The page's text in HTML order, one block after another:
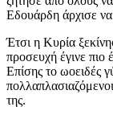
Εδουάρδη άρχισε
Έτσι η Κυρία
προσευχή έγινε πιο
Επίσης το ωοειδές
της.